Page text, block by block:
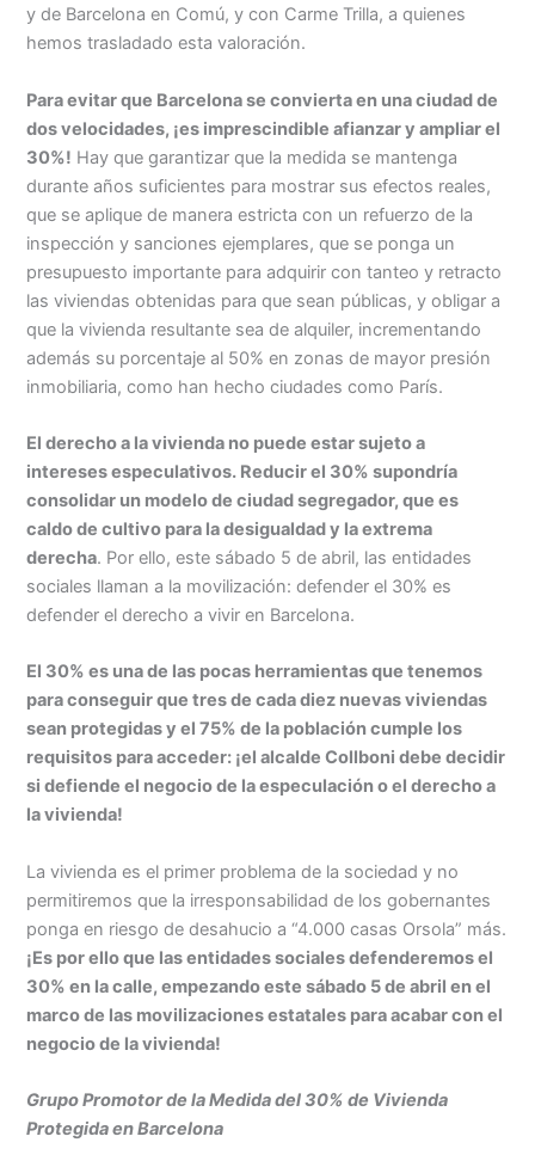
y de Barcelona en Comú, y con Carme Trilla, a quienes
hemos trasladado esta valoración.
Para evitar que Barcelona se convierta en una ciudad de
dos velocidades, ¡es imprescindible afianzar y ampliar el
30%! Hay que garantizar que la medida se mantenga
durante años suficientes para mostrar sus efectos reales,
que se aplique de manera estricta con un refuerzo de la
inspección y sanciones ejemplares, que se ponga un
presupuesto importante para adquirir con tanteo y retracto
las viviendas obtenidas para que sean públicas, y obligar a
que la vivienda resultante sea de alquiler, incrementando
además su porcentaje al 50% en zonas de mayor presión
inmobiliaria, como han hecho ciudades como París.
El derecho a la vivienda no puede estar sujeto a
intereses especulativos. Reducir el 30% supondría
consolidar un modelo de ciudad segregador, que es
caldo de cultivo para la desigualdad y la extrema
derecha. Por ello, este sábado 5 de abril, las entidades
sociales llaman a la movilización: defender el 30% es
defender el derecho a vivir en Barcelona.
El 30% es una de las pocas herramientas que tenemos
para conseguir que tres de cada diez nuevas viviendas
sean protegidas y el 75% de la población cumple los
requisitos para acceder: ¡el alcalde Collboni debe decidir
si defiende el negocio de la especulación o el derecho a
la vivienda!
La vivienda es el primer problema de la sociedad y no
permitiremos que la irresponsabilidad de los gobernantes
ponga en riesgo de desahucio a “4.000 casas Orsola” más.
¡Es por ello que las entidades sociales defenderemos el
30% en la calle, empezando este sábado 5 de abril en el
marco de las movilizaciones estatales para acabar con el
negocio de la vivienda!
Grupo Promotor de la Medida del 30% de Vivienda
Protegida en Barcelona